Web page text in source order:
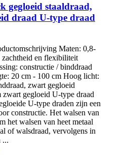
gegloeid staaldraad,
draad U-type draad
Maten: 0,8-
en flexibiliteit
constructie / binddraad
20 cm - 100 cm Hoog licht:
zwart gegloeid
zwart gegloeid U-type draad
U-type draden zijn een
constructie. Het walsen van
het walsen van heet metaal
of walsdraad, vervolgens in
...